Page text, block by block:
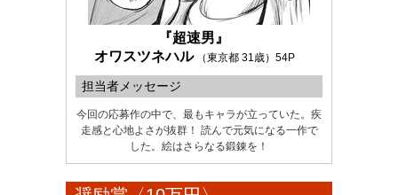
『超速男』
オワスツネハル
（東京都 31歳）54P
担当者メッセージ
今回の応募作の中で、最もキャラが立っていた。疾
走感と心地よさが抜群！ 読んで元気になる一作で
した。絵はさらなる鍛錬を！